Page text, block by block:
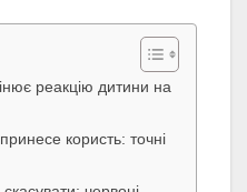
реакцію дитини на
користь: точні